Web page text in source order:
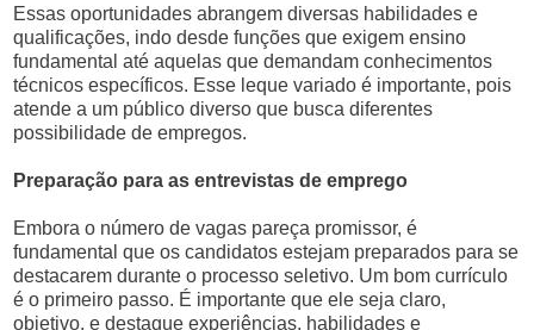
Essas oportunidades abrangem diversas habilidades e
qualificações, indo desde funções que exigem ensino
fundamental até aquelas que demandam conhecimentos
técnicos específicos. Esse leque variado é importante, pois
atende a um público diverso que busca diferentes
possibilidade de empregos.
Preparação para as entrevistas de emprego
Embora o número de vagas pareça promissor, é
fundamental que os candidatos estejam preparados para se
destacarem durante o processo seletivo. Um bom currículo
é o primeiro passo. É importante que ele seja claro,
objetivo, e destaque experiências, habilidades e